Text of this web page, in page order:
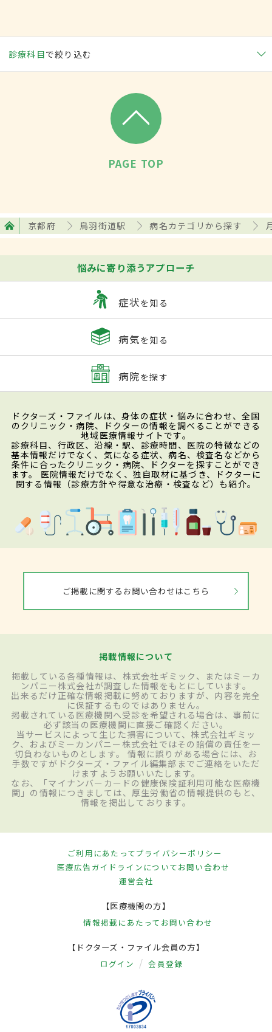
診療科目で絞り込む
PAGE TOP
京都府 鳥羽街道駅 病名カテゴリから探す
悩みに寄り添うアプローチ
症状を知る
病気を知る
病院を探す
ドクターズ・ファイルは、身体の症状・悩みに合わせ、全国
のクリニック・病院、ドクターの情報を調べることができる
地域医療情報サイトです。
診療科目、行政区、沿線・駅、診療時間、医院の特徴などの
基本情報だけでなく、気になる症状、病名、検査名などから
条件に合ったクリニック・病院、ドクターを探すことができ
ます。 医院情報だけでなく、独自取材に基づき、ドクターに
関する情報（診療方針や得意な治療・検査など）も紹介。
ご掲載に関するお問い合わせはこちら
掲載情報について
掲載している各種情報は、株式会社ギミック、またはミーカ
ンパニー株式会社が調査した情報をもとにしています。
出来るだけ正確な情報掲載に努めておりますが、内容を完全
に保証するものではありません。
掲載されている医療機関へ受診を希望される場合は、事前に
必ず該当の医療機関に直接ご確認ください。
当サービスによって生じた損害について、株式会社ギミッ
ク、およびミーカンパニー株式会社ではその賠償の責任を一
切負わないものとします。 情報に誤りがある場合には、お
手数ですがドクターズ・ファイル編集部までご連絡をいただ
けますようお願いいたします。
なお、「マイナンバーカードの健康保険証利用可能な医療機
関」の情報につきましては、厚生労働省の情報提供のもと、
情報を掲出しております。
ご利用にあたってプライバシーポリシー
医療広告ガイドラインについてお問い合わせ
運営会社
【医療機関の方】
情報掲載にあたって お問い合わせ
【ドクターズ・ファイル会員の方】
ログイン 会員登録